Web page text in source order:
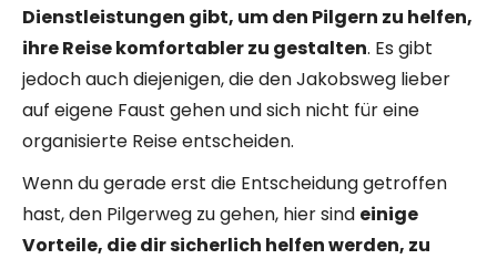
Dienstleistungen gibt, um den Pilgern zu helfen,
ihre Reise komfortabler zu gestalten. Es gibt
jedoch auch diejenigen, die den Jakobsweg lieber
auf eigene Faust gehen und sich nicht für eine
organisierte Reise entscheiden.
Wenn du gerade erst die Entscheidung getroffen
hast, den Pilgerweg zu gehen, hier sind einige
Vorteile, die dir sicherlich helfen werden, zu